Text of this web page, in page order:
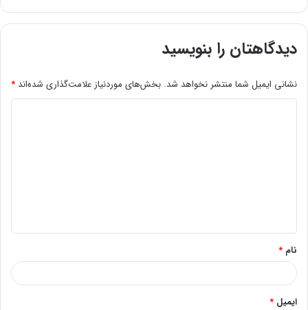
دیدگاهتان را بنویسید
نشانی ایمیل شما منتشر نخواهد شد. بخش‌های موردنیاز علامت‌گذاری شده‌اند *
*
نام *
ایمیل *